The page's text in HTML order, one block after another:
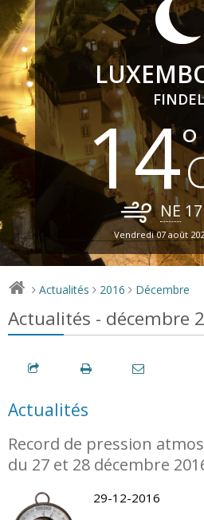
FINDEL
14
NE 17
Vendredi 07 août
> Actualités > 2016 > Décembre
Actualités - décembre
Actualités
Record de pression
du 27 et 28 décembre
29-12-2016